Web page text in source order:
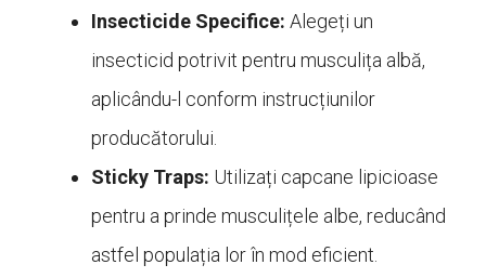
Insecticide Specifice: Alegeți un
insecticid potrivit pentru musculița albă,
aplicându-l conform instrucțiunilor
producătorului.
Sticky Traps: Utilizați capcane lipicioase
pentru a prinde musculițele albe, reducând
astfel populația lor în mod eficient.